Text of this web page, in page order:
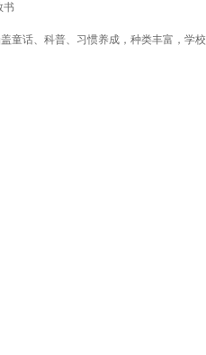
书
童话、科普、习惯养成，种类丰富，学校